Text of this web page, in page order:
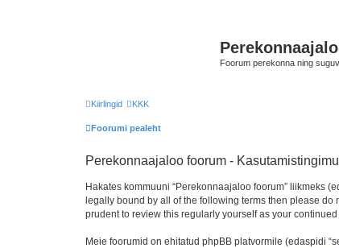
Foorum perekonna ning
Kiirlingid KKK
Foorumi pealeht
Perekonnaajaloo foorum -
Hakates kommuuni “Perekonnaajaloo foorum” liikmeks
legally bound by all of the following terms then please do
prudent to review this regularly yourself as your
Meie foorumid on ehitatud phpBB platvormile (edaspidi